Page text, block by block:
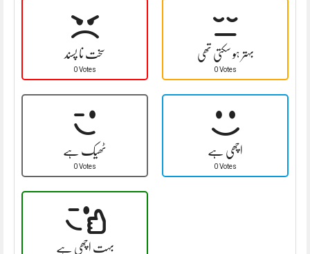
سخت نا پسند
0 Votes
بہتر ہو سکتی تھی
0 Votes
ٹھیک ہے
0 Votes
اچھی ہے
0 Votes
بہت اچھی ہے